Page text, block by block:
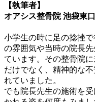
【執筆者】
オアシス整骨院 池袋東
小学生の時に足の捻挫
の雰囲気や当時の院長
ています。その整骨院
だけでなく、精神的な
れていました。
でも院長先生の施術を